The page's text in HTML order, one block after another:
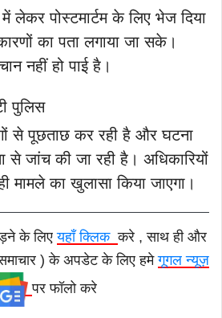
पोस्टमार्टम के लिए भेज दिया
का पता लगाया जा सके।
नहीं हो पाई है।
पुलिस
से पूछताछ कर रही है और घटना
से जांच की जा रही है। अधिकारियों
मामले का खुलासा किया जाएगा।
के लिएयहाँ क्लिककरे , साथ ही और
) के अपडेट के लिए हमेगूगल न्यूज़
पर फॉलो करे